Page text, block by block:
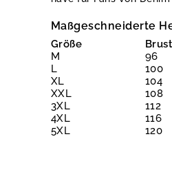
Maßgeschneiderte
Größe
M
96
L
100
XL
104
XXL
108
3XL
112
4XL
116
5XL
120